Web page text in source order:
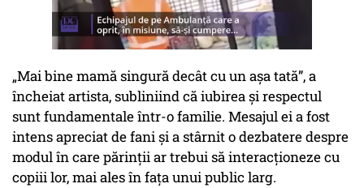
„Mai bine mamă singură decât cu un așa tată”, a
încheiat artista, subliniind că iubirea și respectul
sunt fundamentale într-o familie. Mesajul ei a fost
intens apreciat de fani și a stârnit o dezbatere despre
modul în care părinții ar trebui să interacționeze cu
copiii lor, mai ales în fața unui public larg.